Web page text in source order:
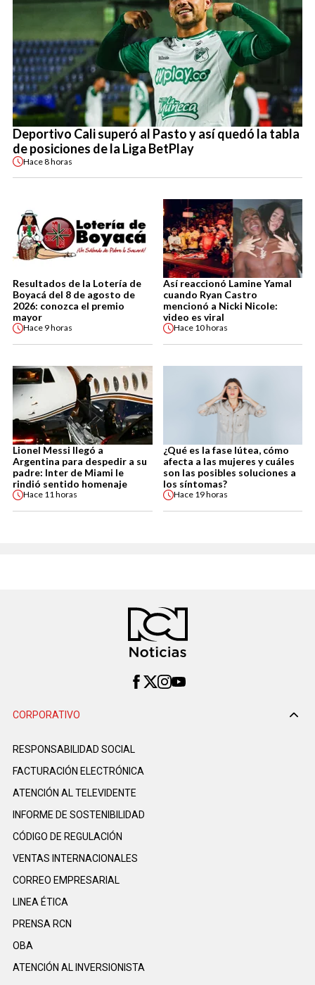
Deportivo Cali superó al Pasto y así quedó la tabla
de posiciones de la Liga BetPlay
Hace8 horas
Resultados de la Lotería de
Boyacá del 8 de agosto de
2026: conozca el premio
mayor
Hace 9 horas
Así reaccionó Lamine Yamal
cuando Ryan Castro
mencionó a Nicki Nicole:
video es viral
Hace 10 horas
Lionel Messi llegó a
Argentina para despedir a su
padre: Inter de Miami le
rindió sentido homenaje
Hace 11 horas
¿Qué es la fase lútea, cómo
afecta a las mujeres y cuáles
son las posibles soluciones a
los síntomas?
Hace 19 horas
CORPORATIVO
RESPONSABILIDAD SOCIAL
FACTURACIÓN ELECTRÓNICA
ATENCIÓN AL TELEVIDENTE
INFORME DE SOSTENIBILIDAD
CÓDIGO DE REGULACIÓN
VENTAS INTERNACIONALES
CORREO EMPRESARIAL
LINEA ÉTICA
PRENSA RCN
OBA
ATENCIÓN AL INVERSIONISTA